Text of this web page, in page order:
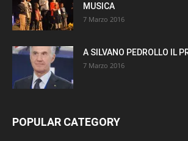
MUSICA
7 Marzo 2016
A SILVANO PEDROLLO IL
7 Marzo 2016
POPULAR CATEGORY